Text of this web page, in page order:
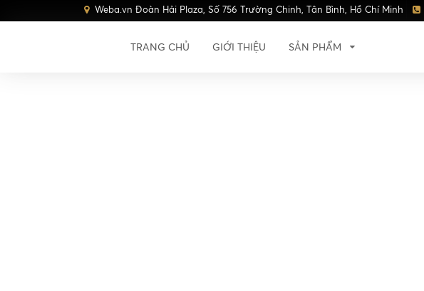
Weba.vn Đoàn Hải Plaza, Số 756 Trường Chinh, Tân Bình, Hồ Chí Minh
TRANG CHỦ GIỚI THIỆU SẢN PHẨM